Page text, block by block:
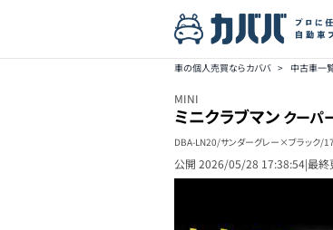
車の個人売買ならカババ > 中古車一
MINI
ミニクラブマン クーパ
DBA-LN20/サンダーグレー×ブラック/
公開 2026/05/28 17:38:54|最終